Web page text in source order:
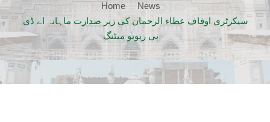
Home
News
سیکرٹری اوقاف عطاء الرحمان کی زیر صدارت ماہانہ اے ڈی
پی ریویو میٹنگ